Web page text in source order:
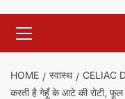
Menu
HOME स्वास्थ
CELIAC
करती है गेहूँ के आटे की रोटी, फूल